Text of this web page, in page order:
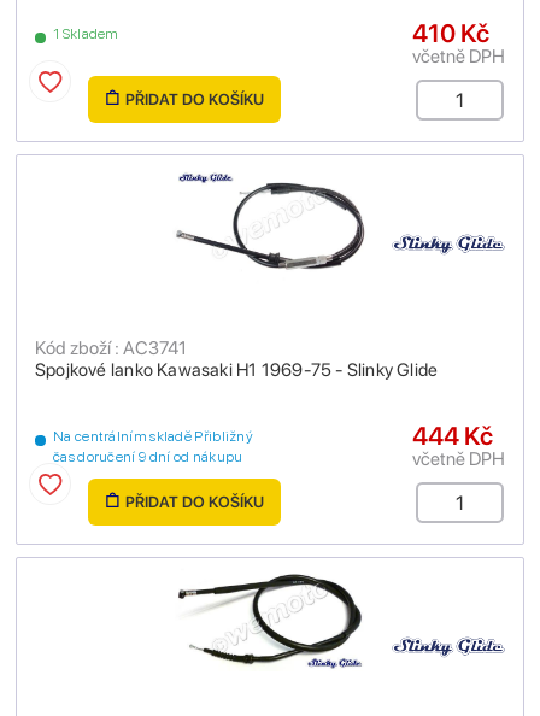
1 Skladem 410 Kč
včetně DPH
PŘIDAT DO KOŠÍKU
Spojkové lanko Kawasaki H1 1969-75 - Slinky Glide
Kód zboží : AC3741
Na centrálním skladě Přibližný
čas doručení 9 dní od nákupu
444 Kč
včetně DPH
PŘIDAT DO KOŠÍKU